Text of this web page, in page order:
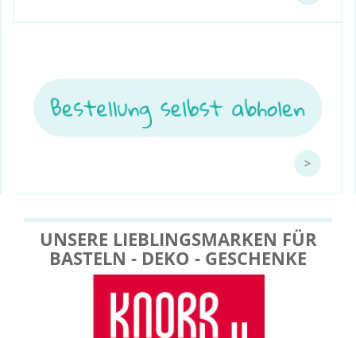
UNSERE LIEBLINGSMARKEN FÜR
BASTELN - DEKO - GESCHENKE